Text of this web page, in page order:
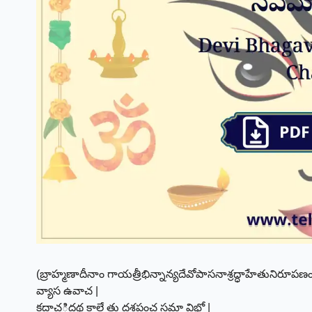
(బ్రాహ్మణాదీనాం
వ్యాస ఉవాచ |
కదాచిదథ కాలే తు దశపంచ సమా విభో |